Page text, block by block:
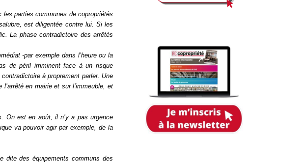
parties communes de copropriétés
est diligentée contre lui. Si les
La phase contradictoire des arrêtés
-par exemple dans l’heure ou la
de péril imminent face à un risque
à proprement parler. Une
en mairie et sur l’immeuble, et
On est en août, il n’y a pas urgence
va pouvoir agir par exemple, de la
dite des équipements communs des